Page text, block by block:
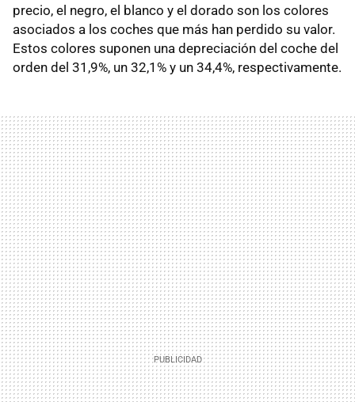
precio, el negro, el blanco y el dorado son los colores
asociados a los coches que más han perdido su valor.
Estos colores suponen una depreciación del coche del
orden del 31,9%, un 32,1% y un 34,4%, respectivamente.